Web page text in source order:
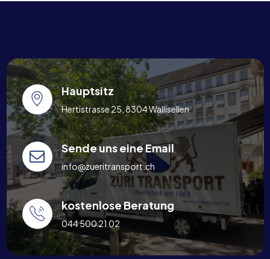
Hauptsitz
Hertistrasse 25, 8304 Wallisellen
Sende uns eine Email
info@zueritransport.ch
kostenlose Beratung
044 500 21 02